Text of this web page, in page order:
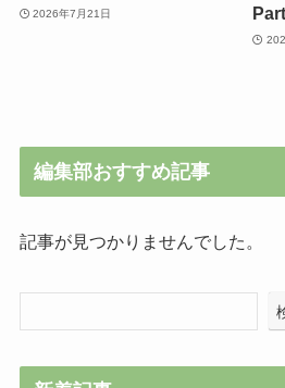
2026年7月21日
編集部おすすめ記事
記事が見つかりませんでした。